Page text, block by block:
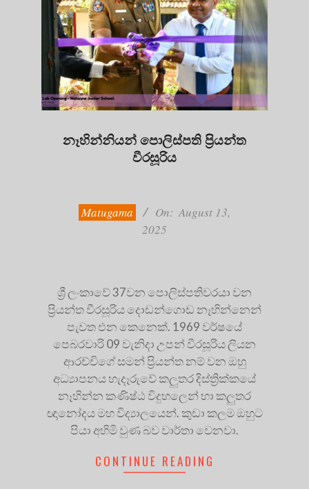
නෑහින්නියන් පොලිස්පති ප්‍රියන්ත
වීරසූරිය
Matugama On: August 13,
2025
ශ්‍රී ලංකාවේ 37වන පොලිස්පතිවරයා වන
ප්‍රියන්ත වීරසූරිය දොඩන්ගොඩ නෑහින්නෙන්
පැවත එන කෙනෙක්. 1969 වර්ෂයේ
පෙබරවාරි 09 වැනිදා උපන් වීරසූරිය ලියන
ආරච්චිගේ සමන් ප්‍රියන්ත නම් වන ඔහු
අධ්‍යාපනය හැදෑරුවේ කලුතර දිස්ත්‍රික්කයේ
නෑහින්න කණිෂ්ඨ විදුහලෙන් හා කලුතර
ඥානෝදය මහ විද්‍යාලයෙන්. කුඩා කලම ඔහුට
පියා අහිමි වුණ බව වාර්තා වෙනවා.
CONTINUE READING